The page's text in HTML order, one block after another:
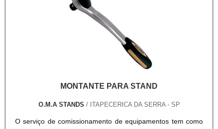
MONTANTE PARA STAND
O.M.A STANDS / ITAPECERICA DA SERRA - SP
O serviço de comissionamento de equipamentos tem como